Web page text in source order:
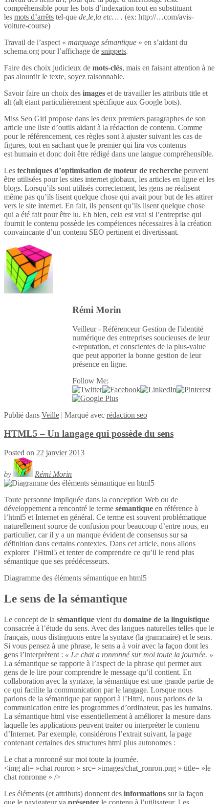
compréhensible pour les bots d’indexation tout en substituant
les mots d’arrêts tel-que de,le,la etc… . (ex: http://…com/avis-
voiture-course)
Travail de l’aspect « marquage sémantique » en s’aidant du
schema.org pour l’affichage de snippets.
Faire des choix judicieux de mots-clés, mais en faisant attention à ne
pas alourdir le texte, soyez raisonnable.
Savoir faire un choix des images et de travailler les attributs title et
alt (alt étant particulièrement spécifique aux Google bots).
Miss Seo Girl propose dans les deux premiers paragraphes de son
article une liste d’outils aidant à la rédaction de contenu. Comme
pour le référencement, ces règles sont à ajuster suivant les cas de
figures, tout en sachant que le premier qui lira vos contenus
est humain et donc doit être rédigé dans une langue compréhensible.
Les techniques d’optimisation de moteur de recherche peuvent
être utilisées pour les sites internet globaux, les articles en ligne et les
blogs. Lorsqu’ils sont utilisés correctement, les gens ne réalisent
même pas qu’ils lisent quelque chose qui avait pour but de les attirer
vers le site internet. En fait, ils pensent qu’ils lisent quelque chose
qui a été fait pour être lu. Eh bien, cela est vrai si l’entreprise qui
fournit le contenu possède les compétences nécessaires à la création
convaincante d’un contenu SEO pertinent et divertissant.
Rémi Morin
Veilleur - Référenceur Gestion de l'identité
numérique des entreprises soucieuses de leur
e-reputation, et conscientes de la plus-value
que peut apporter la bonne gestion de leur
présence en ligne.
Follow Me:
Publié dans Veille | Marqué avec rédaction seo
HTML5 – Un langage qui possède du sens
Posted on 22 janvier 2013
by Rémi Morin
Toute personne impliquée dans la conception Web ou de
développement a rencontré le terme sémantique en référence à
l’html5 et Internet en général. Ce terme est souvent problématique
naturellement source de confusion pour beaucoup d’entre nous, en
particulier, car il y a un manque évident de consensus sur sa
définition dans certains contextes. Dans cet article, nous allons
explorer l’Html5 et tenter de comprendre ce qu’il le rend plus
sémantique que ses prédécesseurs.
Diagramme des éléments sémantique en html5
Le sens de la sémantique
Le concept de la sémantique vient du domaine de la linguistique
consacrée à l’étude du sens. Avec des langues naturelles telles que le
français, nous distinguons entre la syntaxe (la grammaire) et le sens.
Si vous pensez à une phrase, le sens a à voir avec la façon dont les
gens l’interprètent : « Le chat a ronronné sur moi toute la journée. »
La sémantique se rapporte à l’aspect de la phrase qui permet aux
gens de le lire pour comprendre le message qu’il contient. En
collaboration avec la syntaxe, la sémantique est une grande partie de
ce qui facilite la communication par le langage. Lorsque nous
parlons de la sémantique par rapport à l’Html, nous parlons de la
communication entre les programmes d’ordinateur, pas les humains.
La sémantique html vise essentiellement à améliorer la mesure dans
laquelle les applications peuvent traiter ou interpréter le contenu
d’Internet. Par exemple, considérons l’extrait suivant, la page
contenant certaines des structures html plus autonomes :
Le chat a ronronné sur moi toute la journée.
<img alt= »chat ronron » src= »images/chat_ronron.png » title= »le
chat ronronne » />
Les éléments (et attributs) donnent des informations sur la façon
que le navigateur va présenter le contenu à l’utilisateur. Les